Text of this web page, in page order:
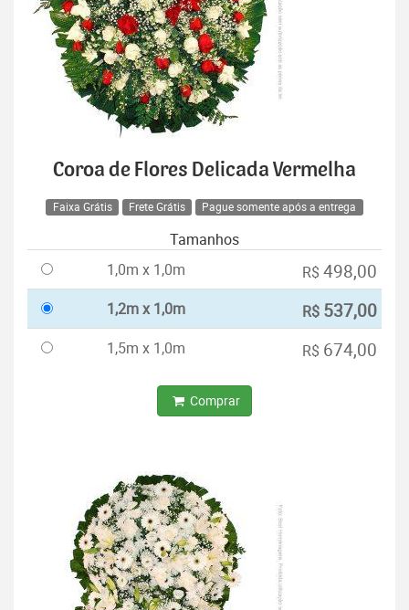
Coroa de Flores Delicada Vermelha
Faixa Grátis Frete Grátis Pague somente após a entrega
Tamanhos
1,0m x 1,0m
R$ 498,00
1,2m x 1,0m R$ 537,00
1,5m x 1,0m R$ 674,00
Comprar